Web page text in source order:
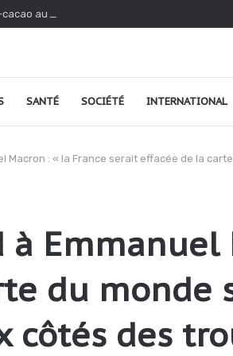
au Togo : une relance fondée sur le
SANTÉ SOCIÉTÉ INTERNATIONAL
Macron : « la France serait effacée de la
à
du monde
côtés des